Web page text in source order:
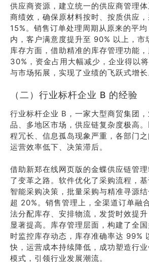
供应商资源，建立统一的供应商管理
商绩效，确保原材料按时、按质供应
15%。销售订单处理周期从原来的平
内，客户满意度提升至 90% 以上，市
库存方面，借助精准的库存管理功能
30%，资金占用大幅减少，企业得以
与市场拓展，实现了业绩的飞跃式增长
（二）行业标杆企业 B 的经验
行业标杆企业 B，一家大型商贸集团
品、多地区市场，供应链复杂度极高
程冗长、信息孤岛现象严重，各部门
运营效率低下、决策滞后。
借助新郑在线网页版的金蝶供应链管
了变革之路。软件优化了采购流程，
智能采购决策，批量采购与精准寻源
超 20%。销售管理上，全渠道订单融
法分配库存、安排物流，发货时效提
显著提高。库存管理层面，构建了全
时监控库存动态，库存准确率达 99%
快，运营成本持续降低，成功塑造行
模式，引领行业发展潮流。